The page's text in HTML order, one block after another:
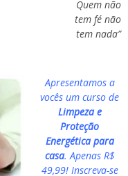
Quem não
tem fé não
tem nada”
Apresentamos a
vocês um curso de
Limpeza e
Proteção
Energética para
casa. Apenas R$
49,99! Inscreva-se